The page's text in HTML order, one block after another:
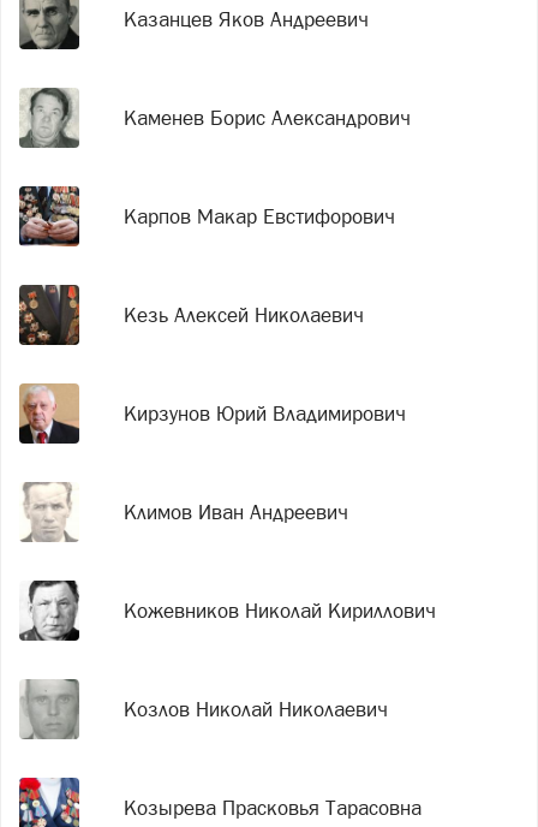
Казанцев Яков Андреевич
Каменев Борис Александрович
Карпов Макар Евстифорович
Кезь Алексей Николаевич
Кирзунов Юрий Владимирович
Климов Иван Андреевич
Кожевников Николай Кириллович
Козлов Николай Николаевич
Козырева Прасковья Тарасовна